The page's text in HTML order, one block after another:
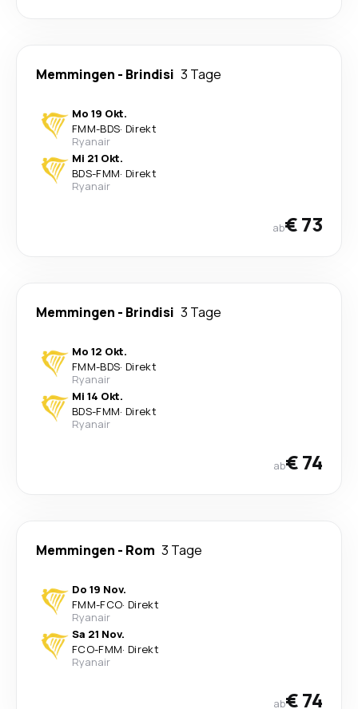
Memmingen - Brindisi 3 Tage
Mo 19 Okt.
FMM-BDS· Direkt
Ryanair
Mi 21 Okt.
BDS-FMM· Direkt
Ryanair
ab€ 73
Memmingen - Brindisi 3 Tage
Mo 12 Okt.
FMM-BDS· Direkt
Ryanair
Mi 14 Okt.
BDS-FMM· Direkt
Ryanair
ab€ 74
Memmingen - Rom 3 Tage
Do 19 Nov.
FMM-FCO· Direkt
Ryanair
Sa 21 Nov.
FCO-FMM· Direkt
Ryanair
ab€ 74